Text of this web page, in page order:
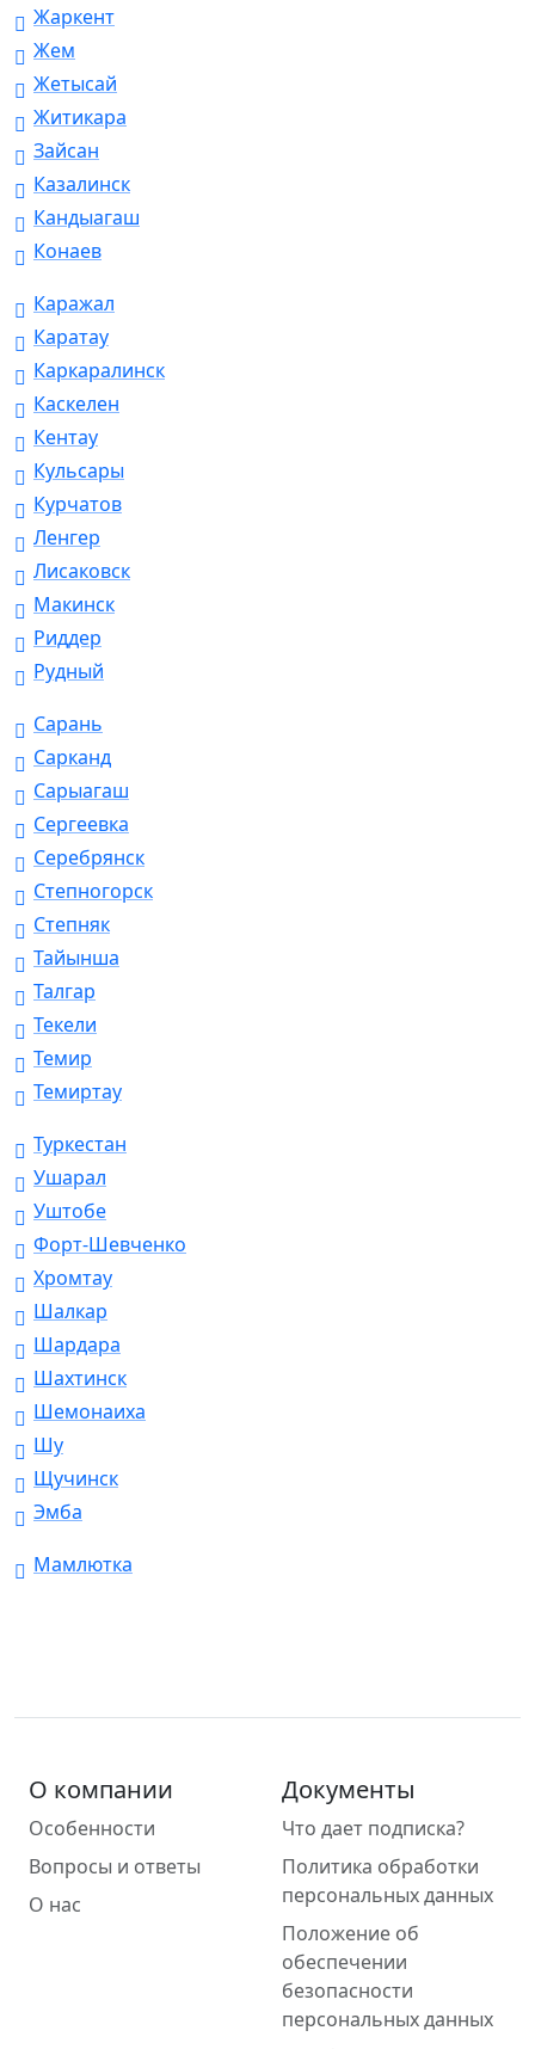
Жаркент
Жем
Жетысай
Житикара
Зайсан
Казалинск
Кандыагаш
Конаев
Каражал
Каратау
Каркаралинск
Каскелен
Кентау
Кульсары
Курчатов
Ленгер
Лисаковск
Макинск
Риддер
Рудный
Сарань
Сарканд
Сарыагаш
Сергеевка
Серебрянск
Степногорск
Степняк
Тайынша
Талгар
Текели
Темир
Темиртау
Туркестан
Ушарал
Уштобе
Форт-Шевченко
Хромтау
Шалкар
Шардара
Шахтинск
Шемонаиха
Шу
Щучинск
Эмба
Мамлютка
О компании
Особенности
Вопросы и ответы
О нас
Документы
Что дает подписка?
Политика обработки
персональных данных
Положение об
обеспечении
безопасности
персональных данных